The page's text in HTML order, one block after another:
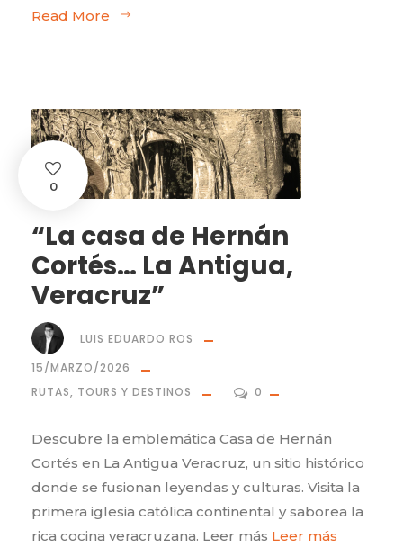
Read More
0
“La casa de Hernán
Cortés… La Antigua,
Veracruz”
LUIS EDUARDO ROS
15/MARZO/2026
RUTAS, TOURS Y DESTINOS
0
Descubre la emblemática Casa de Hernán
Cortés en La Antigua Veracruz, un sitio histórico
donde se fusionan leyendas y culturas. Visita la
primera iglesia católica continental y saborea la
rica cocina veracruzana. Leer más Leer más